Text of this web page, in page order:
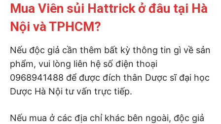
Mua Viên sủi Hattrick ở đâu tại Hà
Nội và TPHCM?
Nếu độc giả cần thêm bất kỳ thông tin gì về sản
phẩm, vui lòng liên hệ số điện thoại
0968941488 để được đích thân Dược sĩ đại học
Dược Hà Nội tư vấn trực tiếp.
Nếu mua ở các địa chỉ khác bên ngoài, độc giả